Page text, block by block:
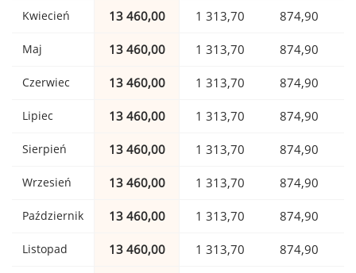
Kwiecień 13 460,00 1 313,70 874,90
Maj 13 460,00 1 313,70 874,90
Czerwiec 13 460,00 1 313,70 874,90
Lipiec 13 460,00 1 313,70 874,90
Sierpień 13 460,00 1 313,70 874,90
Wrzesień 13 460,00 1 313,70 874,90
Październik 13 460,00 1 313,70 874,90
Listopad 13 460,00 1 313,70 874,90